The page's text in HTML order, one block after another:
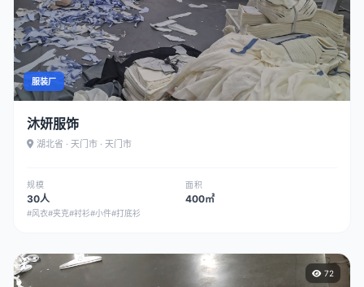
服装厂
沐妍服饰
湖北省 · 天门市 · 天门市
规模
30人
面积
400㎡
#风衣#夹克#衬衫#小件#打底衫
72